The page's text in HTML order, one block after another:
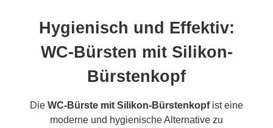
Hygienisch und Effektiv:
WC-Bürsten mit Silikon-
Bürstenkopf
Die WC-Bürste mit Silikon-Bürstenkopfist eine
moderne und hygienische Alternative zu